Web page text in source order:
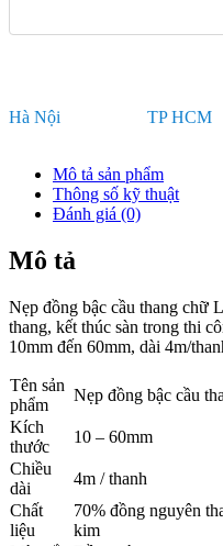
Hà Nội
TP HCM
Mô tả sản phẩm
Thông số kỹ thuật
Đánh giá (0)
Mô tả
Nẹp đồng bậc cầu thang chữ
thang, kết thúc sàn trong thi
10mm đến 60mm, dài 4m/
Tên sản
phẩm
Nẹp đồng bậc cầu
Kích
thước
10 – 60mm
Chiều
dài
4m / thanh
Chất
liệu
70% đồng nguyên
kim